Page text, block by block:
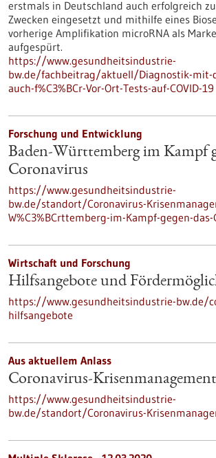
erstmals in Deutschland auch erfolgreich
Zwecken eingesetzt und mithilfe eines
vorherige Amplifikation microRNA als
aufgespürt.
https://www.gesundheitsindustrie-
bw.de/fachbeitrag/aktuell/Diagnostik-mit-
auch-f%C3%BCr-Vor-Ort-Tests-auf-COVID-19
Forschung und Entwicklung
Baden-Württemberg im Kampf
Coronavirus
https://www.gesundheitsindustrie-
bw.de/standort/Coronavirus-
W%C3%BCrttemberg-im-Kampf-gegen-
Wirtschaft und Forschung
Hilfsangebote und
https://www.gesundheitsindustrie-bw.de/
hilfsangebote
Aus aktuellem Anlass
Coronavirus-Krisenmanagement
https://www.gesundheitsindustrie-
bw.de/standort/Coronavirus-